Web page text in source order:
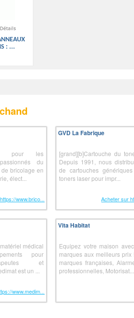
: ...
pour les
du
bricolage en
élect...
www.brico...
GVD La Fabrique
[grand][b]Cartouche du
Depuis 1991, nous
de cartouches
toners laser pour impr...
Acheter sur
médical
pour
et
est un ...
www.medim...
Vita Habitat
Equipez votre maison
marques aux meilleurs prix
marques françaises,
professionnelles, Motorisat...